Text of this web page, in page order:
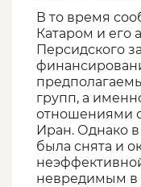
В то время
Катаром и его
Персидского
групп, а
отношениями
Иран. Однако
была снята и
невредимым в